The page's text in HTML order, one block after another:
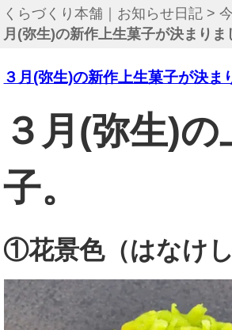
くらづくり本舗｜お知らせ日記 >
月(弥生)の新作上生菓子が決まりま
３月(弥生)の新作上生菓子が決ま
３月(弥生)
子。
①花景色（はなけし